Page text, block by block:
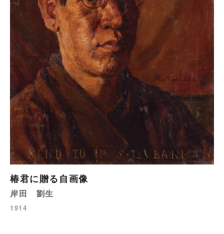
椿君に贈る自画像
岸田 劉生
1914